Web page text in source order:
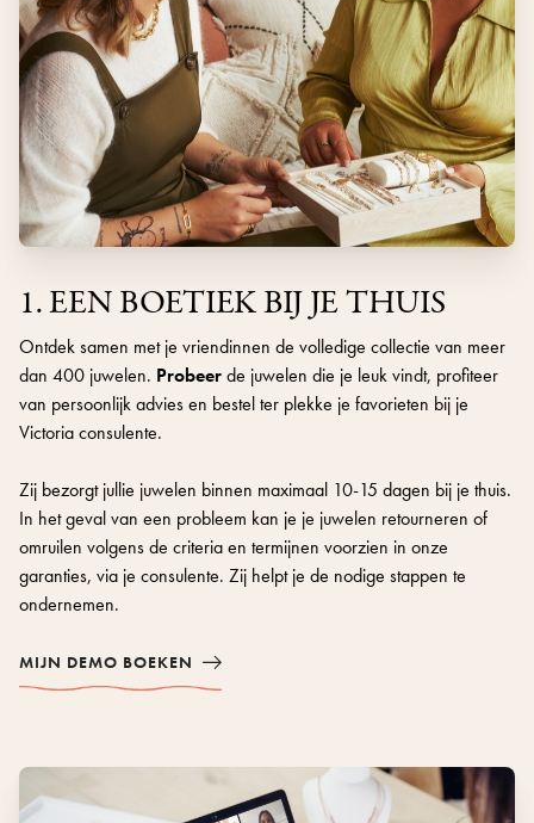
1. EEN BOETIEK BIJ JE THUIS
Ontdek samen met je vriendinnen de volledige collectie van meer
dan 400 juwelen. Probeerde juwelen die je leuk vindt, profiteer
van persoonlijk advies en bestel ter plekke je favorieten bij je
Victoria consulente.
Zij bezorgt jullie juwelen binnen maximaal 10-15 dagen bij je thuis.
In het geval van een probleem kan je je juwelen retourneren of
omruilen volgens de criteria en termijnen voorzien in onze
garanties, via je consulente. Zij helpt je de nodige stappen te
ondernemen.
MIJN DEMO BOEKEN